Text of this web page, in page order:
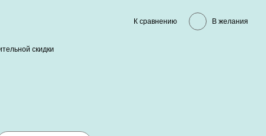
К сравнению В желания
скидки